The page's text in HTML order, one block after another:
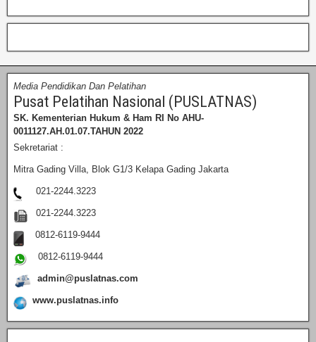
Media Pendidikan Dan Pelatihan
Pusat Pelatihan Nasional (PUSLATNAS)
SK. Kementerian Hukum & Ham RI
No AHU-
0011127.AH.01.07.TAHUN 2022
Sekretariat :
Mitra Gading Villa, Blok G1/3 Kelapa Gading Jakarta
021-2244.3223
021-2244.3223
0812-6119-9444
0812-6119-9444
admin@puslatnas.com
www.puslatnas.info